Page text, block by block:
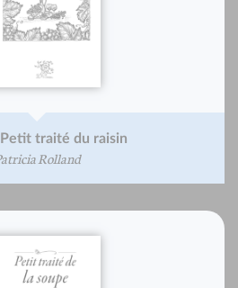
traité du raisin
Rolland